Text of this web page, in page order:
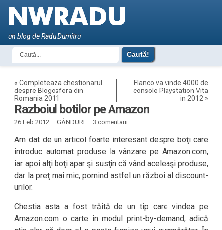
un blog de Radu Dumitru
«Completeaza chestionarul
despre Blogosfera din
Romania 2011
Flanco va vinde 4000 de
console Playstation Vita
in 2012 »
Razboiul botilor pe Amazon
26 Feb 2012 · GÂNDURI · 3 comentarii
Am dat de un articol foarte interesant despre boţi care
introduc automat produse la vânzare pe Amazon.com,
iar apoi alţi boţi apar şi susţin că vând aceleaşi produse,
dar la preţ mai mic, pornind astfel un război al discount-
urilor.
Chestia asta a fost trăită de un tip care vindea pe
Amazon.com o carte în modul print-by-demand, adică